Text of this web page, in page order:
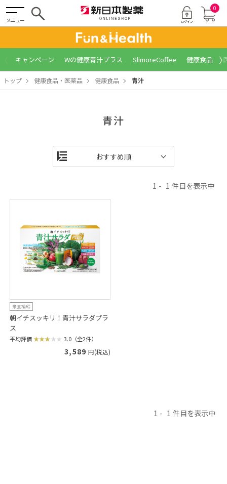
メニュー
0
キャンペーン Wの健康青汁プラス SlimoreCoffee 健康食品 〉
トップ 健康食品・医薬品 健康食品 青汁
青汁
1 1
栄養補給
朝イチスッキリ！青汁サラダプラ
ス
平均評価 3.0（全2件）
3,589 円(税込)
1 1